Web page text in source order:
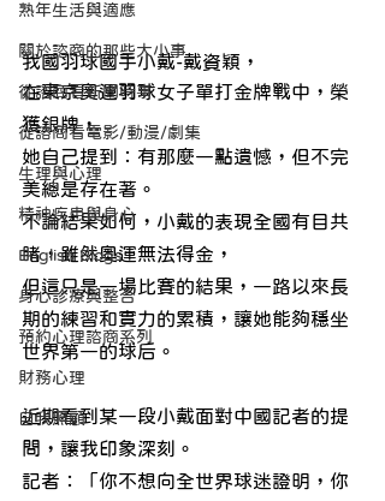
熟年生活與適應
關於諮商的那些大小事
從諮商看新聞時事
從諮商看電影/動漫/劇集
生理與心理
精神疾患與身心
English Blogs
身心診療與整合
預約心理諮商系列
財務心理
自我照顧
我國羽球國手小戴-戴資穎，
在東京奧運羽球女子單打金牌戰中，榮
獲銀牌，
她自己提到：有那麼一點遺憾，但不完
美總是存在著。
不論結果如何，小戴的表現全國有目共
睹，雖然奧運無法得金，
但這只是一場比賽的結果，一路以來長
期的練習和實力的累積，讓她能夠穩坐
世界第一的球后。
近期看到某一段小戴面對中國記者的提
問，讓我印象深刻。
記者：「你不想向全世界球迷證明，你